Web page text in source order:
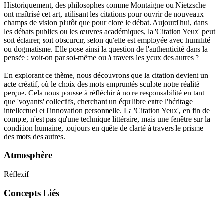
Historiquement, des philosophes comme Montaigne ou Nietzsche
ont maîtrisé cet art, utilisant les citations pour ouvrir de nouveaux
champs de vision plutôt que pour clore le débat. Aujourd'hui, dans
les débats publics ou les œuvres académiques, la 'Citation Yeux' peut
soit éclairer, soit obscurcir, selon qu'elle est employée avec humilité
ou dogmatisme. Elle pose ainsi la question de l'authenticité dans la
pensée : voit-on par soi-même ou à travers les yeux des autres ?
En explorant ce thème, nous découvrons que la citation devient un
acte créatif, où le choix des mots empruntés sculpte notre réalité
perçue. Cela nous pousse à réfléchir à notre responsabilité en tant
que 'voyants' collectifs, cherchant un équilibre entre l'héritage
intellectuel et l'innovation personnelle. La 'Citation Yeux', en fin de
compte, n'est pas qu'une technique littéraire, mais une fenêtre sur la
condition humaine, toujours en quête de clarté à travers le prisme
des mots des autres.
Atmosphère
Réflexif
Concepts Liés